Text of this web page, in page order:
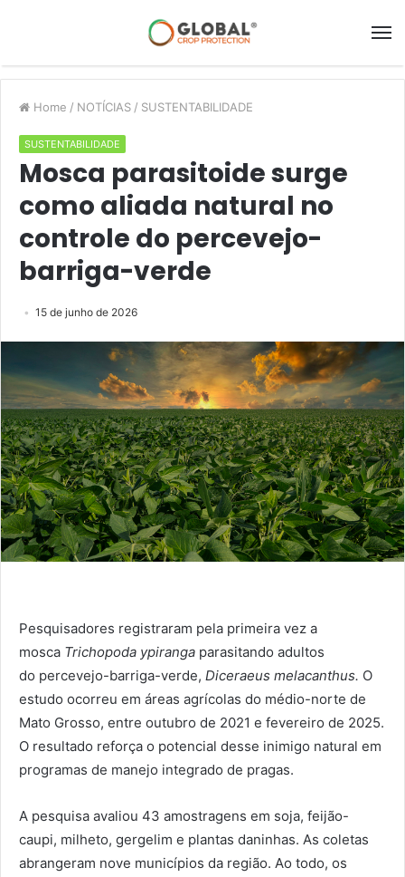
Home / NOTÍCIAS / SUSTENTABILIDADE
SUSTENTABILIDADE
Mosca parasitoide surge
como aliada natural no
controle do percevejo-
barriga-verde
15 de junho de 2026
Pesquisadores registraram pela primeira vez a
mosca Trichopoda ypiranga parasitando adultos
do percevejo-barriga-verde, Diceraeus melacanthus. O
estudo ocorreu em áreas agrícolas do médio-norte de
Mato Grosso, entre outubro de 2021 e fevereiro de 2025.
O resultado reforça o potencial desse inimigo natural em
programas de manejo integrado de pragas.
A pesquisa avaliou 43 amostragens em soja, feijão-
caupi, milheto, gergelim e plantas daninhas. As coletas
abrangeram nove municípios da região. Ao todo, os